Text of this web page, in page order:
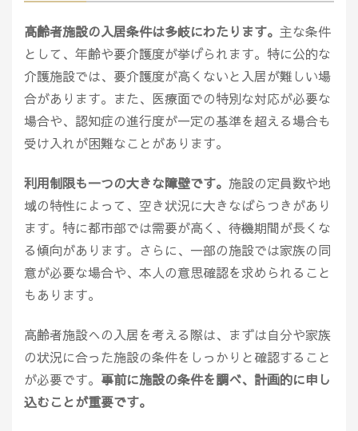
高齢者施設の入居条件は多岐にわたります。 主な条件
として、年齢や要介護度が挙げられます。特に公的な
介護施設では、要介護度が高くないと入居が難しい場
合があります。また、医療面での特別な対応が必要な
場合や、認知症の進行度が一定の基準を超える場合も
受け入れが困難なことがあります。
利用制限も一つの大きな障壁です。 施設の定員数や地
域の特性によって、空き状況に大きなばらつきがあり
ます。特に都市部では需要が高く、待機期間が長くな
る傾向があります。さらに、一部の施設では家族の同
意が必要な場合や、本人の意思確認を求められること
もあります。
高齢者施設への入居を考える際は、まずは自分や家族
の状況に合った施設の条件をしっかりと確認すること
が必要です。 事前に施設の条件を調べ、計画的に申し
込むことが重要です。